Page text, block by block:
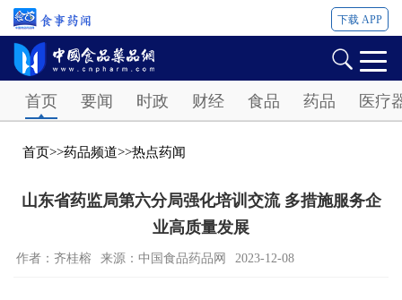
下载 APP
首页 要闻 时政 财经 食品 药品 医疗
首页>>药品频道>>热点药闻
山东省药监局第六分局强化培训交流 多措施服务企
业高质量发展
作者：齐桂榕 来源：中国食品药品网 2023-12-08